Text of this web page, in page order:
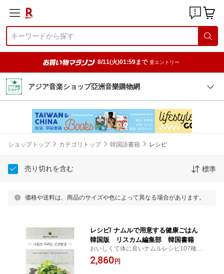
8/11(火)01:59まで 要エントリー
アジア音楽ショップ亞洲音樂購物網
ショップトップ カテゴリトップ 韓国語書籍 レシピ
売り切れを含む 標準
価格や送料は、商品のサイズや色によって異なる場合があります。
レシピ/ ナムルで用意する健康ごはん
韓国版 リスカム編集部 韓国書籍
おいしくて体に良いナムルレシピ107種を
紹介！
2,860 円